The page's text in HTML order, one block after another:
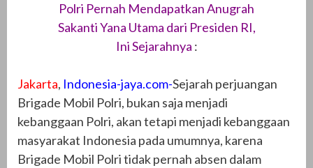
Polri Pernah Mendapatkan Anugrah
Sakanti Yana Utama dari Presiden RI,
Ini Sejarahnya :
Jakarta, Indonesia-jaya.com-Sejarah perjuangan
Brigade Mobil Polri, bukan saja menjadi
kebanggaan Polri, akan tetapi menjadi kebanggaan
masyarakat Indonesia pada umumnya, karena
Brigade Mobil Polri tidak pernah absen dalam